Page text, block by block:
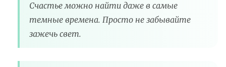
Счастье можно найти даже в самые
темные времена. Просто не забывайте
зажечь свет.